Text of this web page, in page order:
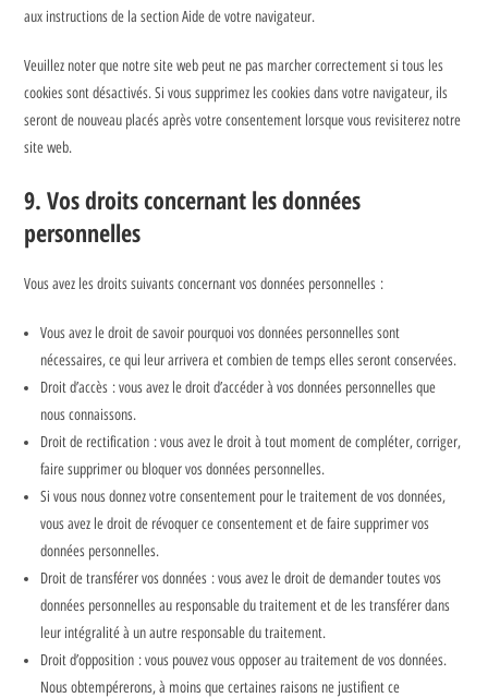
aux instructions de la section Aide de votre navigateur.
Veuillez noter que notre site web peut ne pas marcher correctement si tous les
cookies sont désactivés. Si vous supprimez les cookies dans votre navigateur, ils
seront de nouveau placés après votre consentement lorsque vous revisiterez notre
site web.
9. Vos droits concernant les données
personnelles
Vous avez les droits suivants concernant vos données personnelles :
Vous avez le droit de savoir pourquoi vos données personnelles sont
nécessaires, ce qui leur arrivera et combien de temps elles seront conservées.
Droit d’accès : vous avez le droit d’accéder à vos données personnelles que
nous connaissons.
Droit de rectification : vous avez le droit à tout moment de compléter, corriger,
faire supprimer ou bloquer vos données personnelles.
Si vous nous donnez votre consentement pour le traitement de vos données,
vous avez le droit de révoquer ce consentement et de faire supprimer vos
données personnelles.
Droit de transférer vos données : vous avez le droit de demander toutes vos
données personnelles au responsable du traitement et de les transférer dans
leur intégralité à un autre responsable du traitement.
Droit d’opposition : vous pouvez vous opposer au traitement de vos données.
Nous obtempérerons, à moins que certaines raisons ne justifient ce